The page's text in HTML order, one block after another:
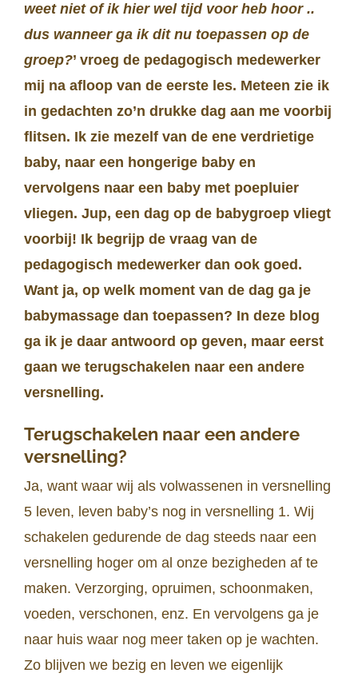
weet niet of ik hier wel tijd voor heb hoor ..
dus wanneer ga ik dit nu toepassen op de
groep?’ vroeg de pedagogisch medewerker
mij na afloop van de eerste les. Meteen zie ik
in gedachten zo’n drukke dag aan me voorbij
flitsen. Ik zie mezelf van de ene verdrietige
baby, naar een hongerige baby en
vervolgens naar een baby met poepluier
vliegen. Jup, een dag op de babygroep vliegt
voorbij! Ik begrijp de vraag van de
pedagogisch medewerker dan ook goed.
Want ja, op welk moment van de dag ga je
babymassage dan toepassen? In deze blog
ga ik je daar antwoord op geven, maar eerst
gaan we terugschakelen naar een andere
versnelling.
Terugschakelen naar een andere
versnelling?
Ja, want waar wij als volwassenen in versnelling
5 leven, leven baby’s nog in versnelling 1. Wij
schakelen gedurende de dag steeds naar een
versnelling hoger om al onze bezigheden af te
maken. Verzorging, opruimen, schoonmaken,
voeden, verschonen, enz. En vervolgens ga je
naar huis waar nog meer taken op je wachten.
Zo blijven we bezig en leven we eigenlijk